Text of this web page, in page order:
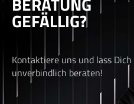
GEFÄLLIG?
Kontaktiere uns und lass Dich
unverbindlich beraten!